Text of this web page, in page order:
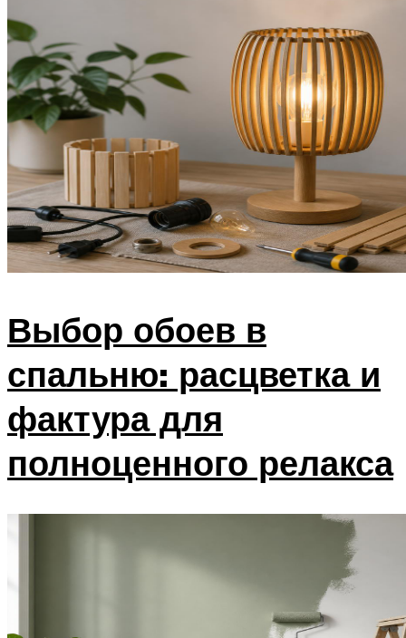
Выбор обоев в
спальню: расцветка и
фактура для
полноценного релакса